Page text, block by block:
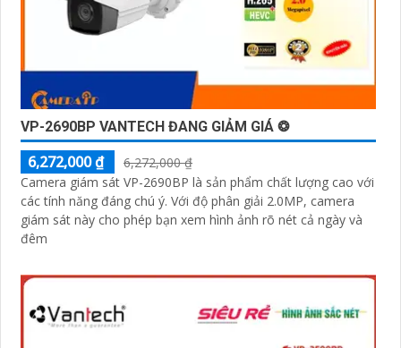
VP-2690BP VANTECH ĐANG GIẢM GIÁ ❂
6,272,000 ₫
6,272,000 ₫
Camera giám sát VP-2690BP là sản phẩm chất lượng cao với
các tính năng đáng chú ý. Với độ phân giải 2.0MP, camera
giám sát này cho phép bạn xem hình ảnh rõ nét cả ngày và
đêm